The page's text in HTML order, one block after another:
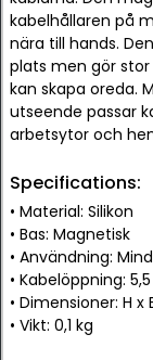
kabelhållaren på
nära till hands.
plats men gör stor
kan skapa oreda.
utseende passar
arbetsytor och
Specifications:
• Material: Silikon
• Bas: Magnetisk
• Användning:
• Kabelöppning:
• Dimensioner: H x
• Vikt: 0,1 kg